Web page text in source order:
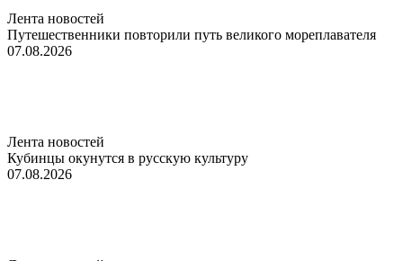
Лента новостей
Путешественники повторили путь великого мореплавателя
07.08.2026
Лента новостей
Кубинцы окунутся в русскую культуру
07.08.2026